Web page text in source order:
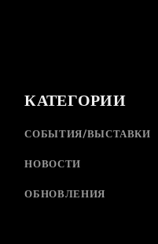
КАТЕГОРИИ
СОБЫТИЯ/ВЫСТАВКИ
НОВОСТИ
ОБНОВЛЕНИЯ